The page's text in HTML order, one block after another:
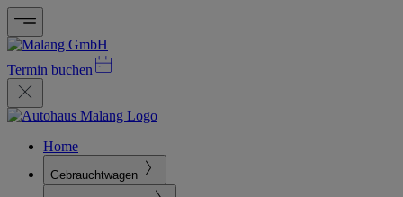
Termin buchen
Home
Gebrauchtwagen